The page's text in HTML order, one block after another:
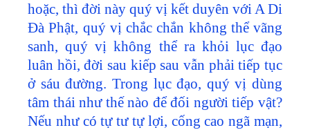
hoặc, thì đời này quý vị kết duyên với A Di
Đà Phật, quý vị chắc chắn không thể vãng
sanh, quý vị không thể ra khỏi lục đạo
luân hồi, đời sau kiếp sau vẫn phải tiếp tục
ở sáu đường. Trong lục đạo, quý vị dùng
tâm thái như thế nào để đối người tiếp vật?
Nếu như có tự tư tự lợi, cống cao ngã mạn,